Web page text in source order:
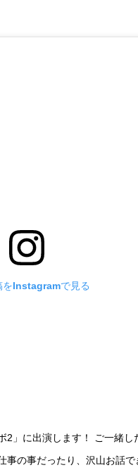
をInstagramで見る
2」に出演します！ ご一緒し
事の事だったり、沢山お話